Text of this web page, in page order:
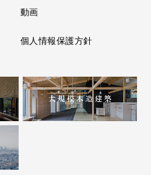
動画
個人情報保護方針